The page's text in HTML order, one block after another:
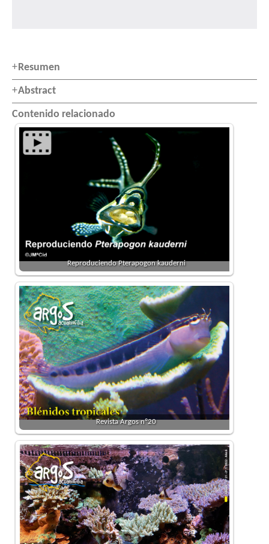
Resumen
Abstract
Contenido relacionado
Reproduciendo Pterapogon kauderni
Revista Argos nº20